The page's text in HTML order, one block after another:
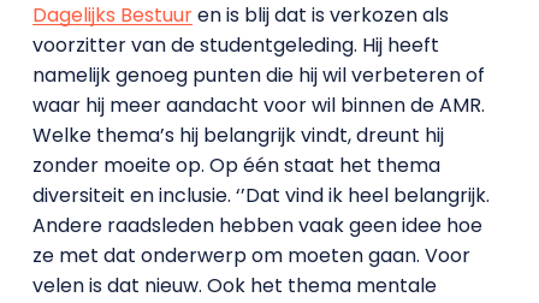
Dagelijks Bestuuren is blij dat is verkozen als
voorzitter van de studentgeleding. Hij heeft
namelijk genoeg punten die hij wil verbeteren of
waar hij meer aandacht voor wil binnen de AMR.
Welke thema’s hij belangrijk vindt, dreunt hij
zonder moeite op. Op één staat het thema
diversiteit en inclusie. ‘’Dat vind ik heel belangrijk.
Andere raadsleden hebben vaak geen idee hoe
ze met dat onderwerp om moeten gaan. Voor
velen is dat nieuw. Ook het thema mentale